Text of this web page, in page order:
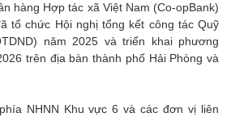
hàng Hợp tác xã Việt Nam (Co-opBank)
tổ chức Hội nghị tổng kết công tác Quỹ
năm 2025 và triển khai phương
trên địa bàn thành phố Hải Phòng và
NHNN Khu vực 6 và các đơn vị liên